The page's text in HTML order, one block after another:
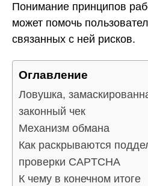
Понимание принципов
может помочь
связанных с ней рисков.
Оглавление
Ловушка,
законный чек
Механизм обмана
Как раскрываются
проверки CAPTCHA
К чему в конечном итоге